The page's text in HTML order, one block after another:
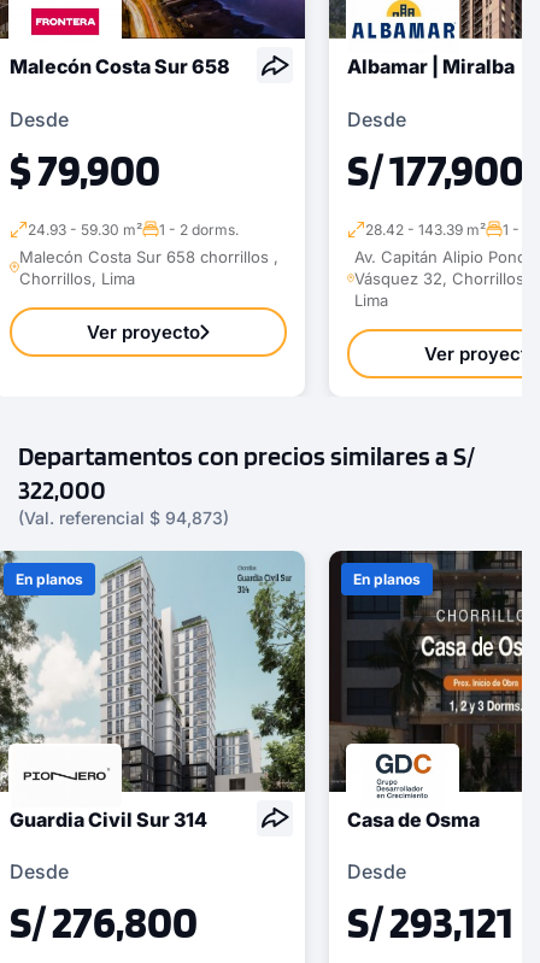
Malecón Costa Sur 658
Desde
$ 79,900
24.93 - 59.30 m² 1 - 2 dorms.
Malecón Costa Sur 658 chorrillos ,
Chorrillos, Lima
Ver proyecto
Albamar | Miralba
Desde
S/ 177,900
28.42 - 143.39 m² 1 - 3
Av. Capitán Alipio Ponce
Vásquez 32, Chorrillos,
Lima
Ver proyecto
Departamentos con precios similares a S/
322,000
(Val. referencial $ 94,873)
En planos
Guardia Civil Sur 314
Desde
S/ 276,800
En planos
Casa de Osma
Desde
S/ 293,121